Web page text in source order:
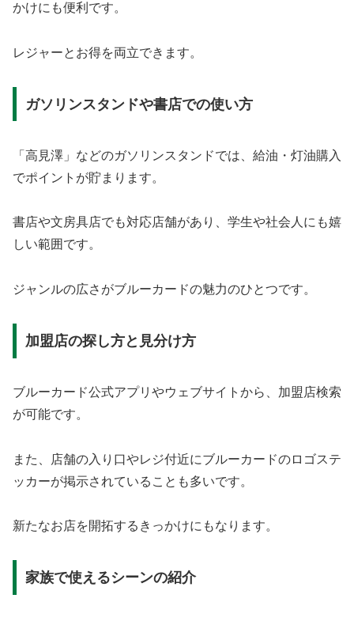
かけにも便利です。
レジャーとお得を両立できます。
ガソリンスタンドや書店での使い方
「高見澤」などのガソリンスタンドでは、給油・灯油購入
でポイントが貯まります。
書店や文房具店でも対応店舗があり、学生や社会人にも嬉
しい範囲です。
ジャンルの広さがブルーカードの魅力のひとつです。
加盟店の探し方と見分け方
ブルーカード公式アプリやウェブサイトから、加盟店検索
が可能です。
また、店舗の入り口やレジ付近にブルーカードのロゴステ
ッカーが掲示されていることも多いです。
新たなお店を開拓するきっかけにもなります。
家族で使えるシーンの紹介